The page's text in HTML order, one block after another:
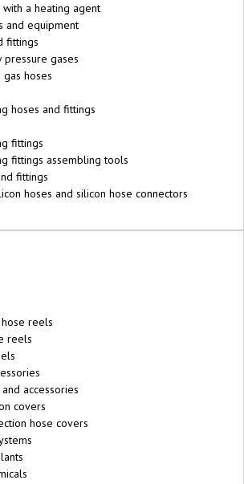
a heating agent
and equipment
fittings
gases
hoses
hoses and fittings
fittings
fittings assembling tools
fittings
hoses and silicon hose connectors
reels
reels
accessories
covers
hose covers